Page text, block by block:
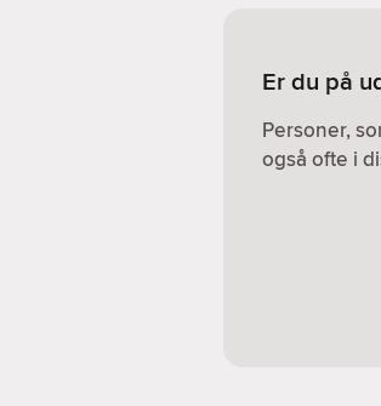
Er du på
Personer,
også ofte i